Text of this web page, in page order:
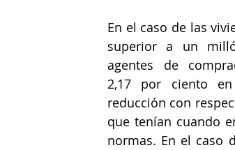
En el caso de las
superior a un
agentes de
2,17 por ciento
reducción con
que tenían cuando
normas. En el caso